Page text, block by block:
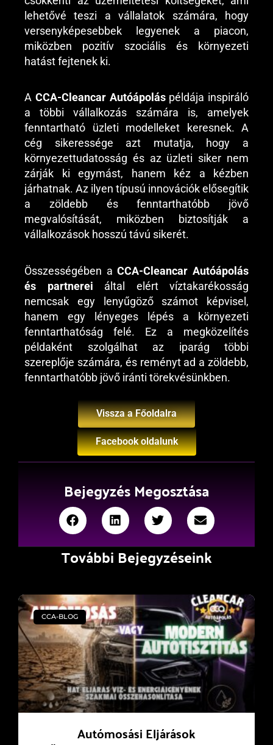
lehetővé teszi a vállalatok számára, hogy
versenyképesebbek legyenek a piacon,
miközben pozitív szociális és környezeti
hatást fejtenek ki.
A CCA-Cleancar Autóápoláspéldája inspiráló
a többi vállalkozás számára is, amelyek
fenntartható üzleti modelleket keresnek. A
cég sikeressége azt mutatja, hogy a
környezettudatosság és az üzleti siker nem
zárják ki egymást, hanem kéz a kézben
járhatnak. Az ilyen típusú innovációk elősegítik
a zöldebb és fenntarthatóbb jövő
megvalósítását, miközben biztosítják a
vállalkozások hosszú távú sikerét.
Összességében aCCA-Cleancar Autóápolás
és partnerei által elért víztakarékosság
nemcsak egy lenyűgöző számot képvisel,
hanem egy lényeges lépés a környezeti
fenntarthatóság felé. Ez a megközelítés
példaként szolgálhat az iparág többi
szereplője számára, és reményt ad a zöldebb,
fenntarthatóbb jövő iránti törekvésünkben.
Vissza a Főoldalra
Facebook oldalunk
Bejegyzés Megosztása
További Bejegyzéseink
CCA-BLOG
Autómosási Eljárások